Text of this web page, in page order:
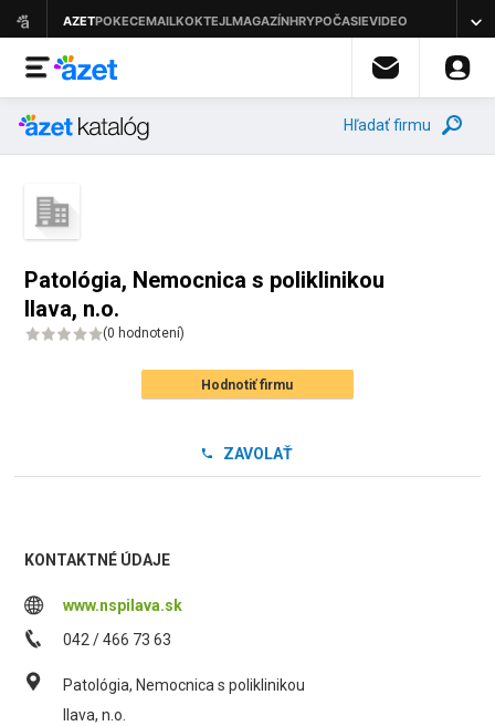
Hľadať firmu
Patológia, Nemocnica s poliklinikou
Ilava, n.o.
(0 hodnotení)
Hodnotiť firmu
ZAVOLAŤ
KONTAKTNÉ ÚDAJE
www.nspilava.sk
042 / 466 73 63
Patológia, Nemocnica s poliklinikou
Ilava, n.o.